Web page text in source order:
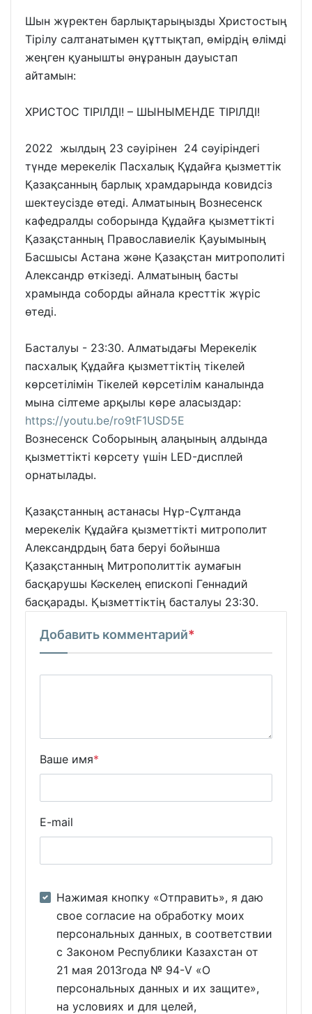
Шын жүректен барлықтарыңызды Христостың
Тірілу салтанатымен құттықтап, өмірдің өлімді
жеңген қуанышты әнұранын дауыстап
айтамын:
ХРИСТОС ТІРІЛДІ! – ШЫНЫМЕНДЕ ТІРІЛДІ!
2022 жылдың 23 сәуірінен 24 сәуіріндегі
түнде мерекелік Пасхалық Құдайға қызметтік
Қазақсанның барлық храмдарында ковидсіз
шектеусізде өтеді. Алматының Вознесенск
кафедралды соборында Құдайға қызметтікті
Қазақстанның Православиелік Қауымының
Басшысы Астана және Қазақстан митрополиті
Александр өткізеді. Алматының басты
храмында соборды айнала кресттік жүріс
өтеді.
Басталуы - 23:30. Алматыдағы Мерекелік
пасхалық Құдайға қызметтіктің тікелей
көрсетілімін Тікелей көрсетілім каналында
мына сілтеме арқылы көре аласыздар:
https://youtu.be/ro9tF1USD5E
Вознесенск Соборының алаңының алдында
қызметтікті көрсету үшін LED-дисплей
орнатылады.
Қазақстанның астанасы Нұр-Сұлтанда
мерекелік Құдайға қызметтікті митрополит
Александрдың бата беруі бойынша
Қазақстанның Митрополиттік аумағын
басқарушы Кәскелең епископі Геннадий
басқарады. Қызметтіктің басталуы 23:30.
Добавить комментарий*
Ваше имя*
E-mail
Нажимая кнопку «Отправить», я даю
свое согласие на обработку моих
персональных данных, в соответствии
с Законом Республики Казахстан от
21 мая 2013года № 94-V «О
персональных данных и их защите»,
на условиях и для целей,